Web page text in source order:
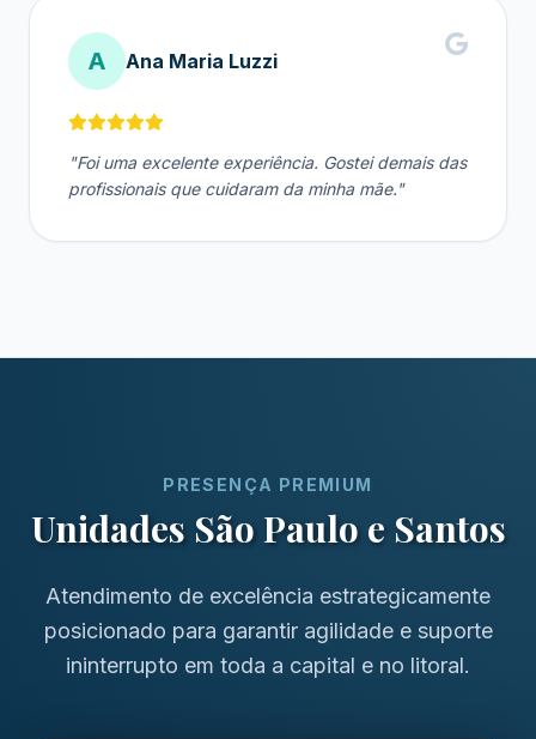
A Ana Maria Luzzi
"Foi uma excelente experiência. Gostei demais das
profissionais que cuidaram da minha mãe."
PRESENÇA PREMIUM
Unidades São Paulo e Santos
Atendimento de excelência estrategicamente
posicionado para garantir agilidade e suporte
ininterrupto em toda a capital e no litoral.